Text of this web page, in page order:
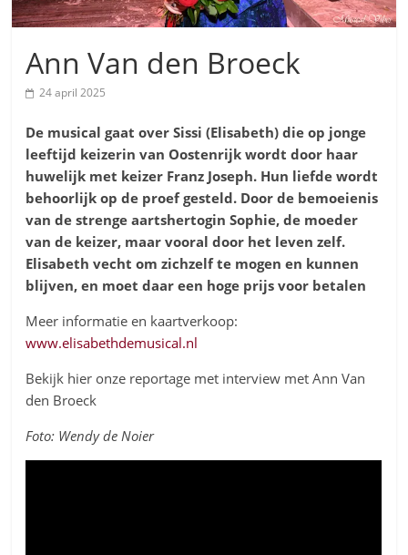
Ann Van den Broeck
24 april 2025
De musical gaat over Sissi (Elisabeth) die op jonge
leeftijd keizerin van Oostenrijk wordt door haar
huwelijk met keizer Franz Joseph. Hun liefde wordt
behoorlijk op de proef gesteld. Door de bemoeienis
van de strenge aartshertogin Sophie, de moeder
van de keizer, maar vooral door het leven zelf.
Elisabeth vecht om zichzelf te mogen en kunnen
blijven, en moet daar een hoge prijs voor betalen
Meer informatie en kaartverkoop:
www.elisabethdemusical.nl
Bekijk hier onze reportage met interview met Ann Van
den Broeck
Foto: Wendy de Noier